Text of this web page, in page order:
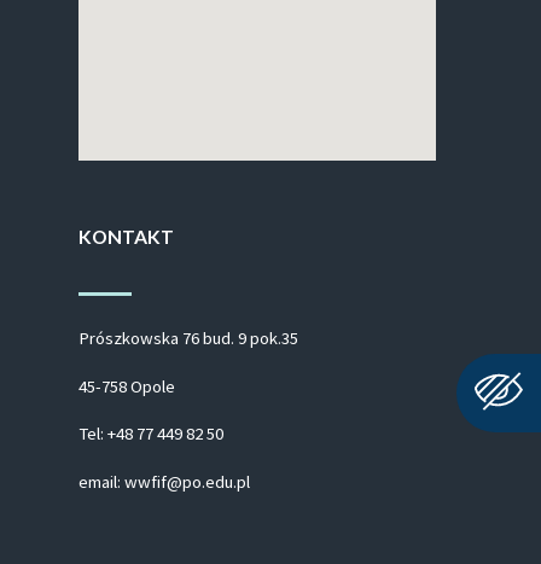
KONTAKT
Prószkowska 76 bud. 9 pok.35
45-758 Opole
Tel: +48 77 449 82 50
email: wwfif@po.edu.pl